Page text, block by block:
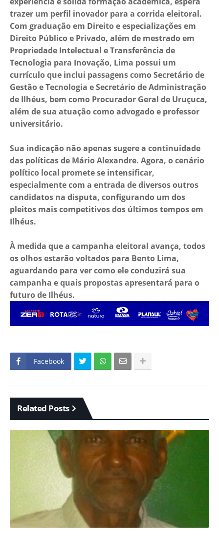
trazer um perfil inovador para a corrida eleitoral.
Com graduação em Direito e especializações em
Direito Público e Privado, além de mestrado em
Propriedade Intelectual e Transferência de
Tecnologia para Inovação, Lima possui um
currículo que inclui passagens como Secretário de
Gestão e Tecnologia e Secretário de Administração
de Ilhéus, bem como Procurador Geral de Uruçuca,
além de sua atuação como advogado e professor
universitário.
Sua indicação não apenas sugere a continuidade
das políticas de Mário Alexandre. Agora, o cenário
político local promete se intensificar,
especialmente com a entrada de diversos outros
candidatos na disputa, configurando um dos
pleitos mais competitivos dos últimos tempos em
Ilhéus.
À medida que a campanha eleitoral avança, todos
os olhos estarão voltados para Bento Lima,
aguardando para ver como ele conduzirá sua
campanha e quais propostas apresentará para o
futuro de Ilhéus.
Facebook
Related Posts